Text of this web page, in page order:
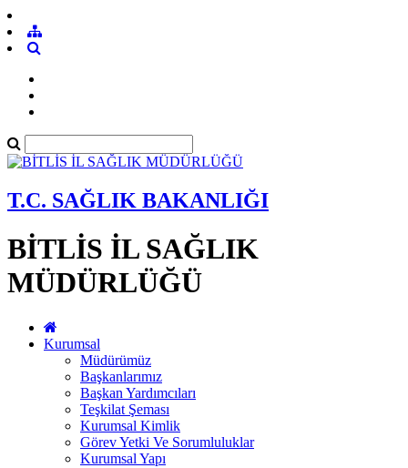
T.C. SAĞLIK BAKANLIĞI
BİTLİS İL SAĞLIK
MÜDÜRLÜĞÜ
Kurumsal
Müdürümüz
Başkanlarımız
Başkan Yardımcıları
Teşkilat Şeması
Kurumsal Kimlik
Görev Yetki Ve Sorumluluklar
Kurumsal Yapı